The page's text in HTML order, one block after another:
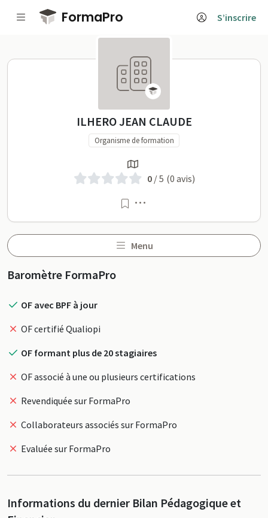
Passer au contenu principal
FormaPro S’inscrire
ILHERO JEAN CLAUDE
ILHERO JEAN CLAUDE
Organisme de formation
0/ 5 (0 avis)
Menu
Profil
Baromètre FormaPro
OF avec BPF à jour
OF certifié Qualiopi
OF formant plus de 20 stagiaires
OF associé à une ou plusieurs certifications
Revendiquée sur FormaPro
Collaborateurs associés sur FormaPro
Evaluée sur FormaPro
Informations du dernier Bilan Pédagogique et